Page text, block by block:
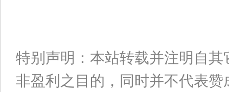
特别声明：本站转载并注明自
非盈利之目的，同时并不代表